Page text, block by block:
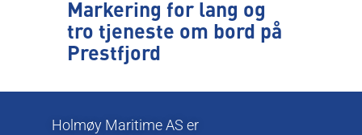
Markering for lang og
tro tjeneste om bord på
Prestfjord
Holmøy Maritime AS er